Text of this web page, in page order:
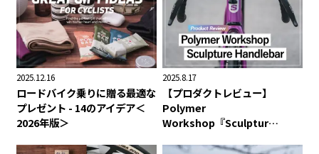
2025.12.16
ロードバイク乗りに贈る最適な
プレゼント - 14のアイデア＜
2026年版＞
2025.8.17
【プロダクトレビュー】
Polymer
Workshop『Sculptur…